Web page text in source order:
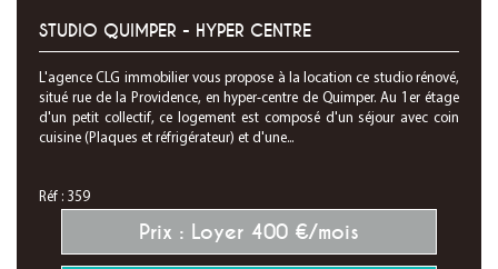
STUDIO QUIMPER - HYPER CENTRE
L'agence CLG immobilier vous propose à la location ce studio rénové,
situé rue de la Providence, en hyper-centre de Quimper. Au 1er étage
d'un petit collectif, ce logement est composé d'un séjour avec coin
cuisine (Plaques et réfrigérateur) et d'une...
Réf : 359
Prix : Loyer 400 €/mois